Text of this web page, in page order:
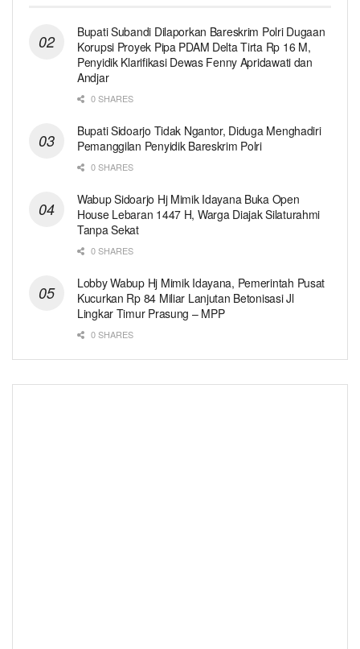
Bupati Subandi Dilaporkan Bareskrim Polri Dugaan
Korupsi Proyek Pipa PDAM Delta Tirta Rp 16 M,
Penyidik Klarifikasi Dewas Fenny Apridawati dan
Andjar
0 SHARES
Bupati Sidoarjo Tidak Ngantor, Diduga Menghadiri
Pemanggilan Penyidik Bareskrim Polri
0 SHARES
Wabup Sidoarjo Hj Mimik Idayana Buka Open
House Lebaran 1447 H, Warga Diajak Silaturahmi
Tanpa Sekat
0 SHARES
Lobby Wabup Hj Mimik Idayana, Pemerintah Pusat
Kucurkan Rp 84 Miliar Lanjutan Betonisasi Jl
Lingkar Timur Prasung – MPP
0 SHARES